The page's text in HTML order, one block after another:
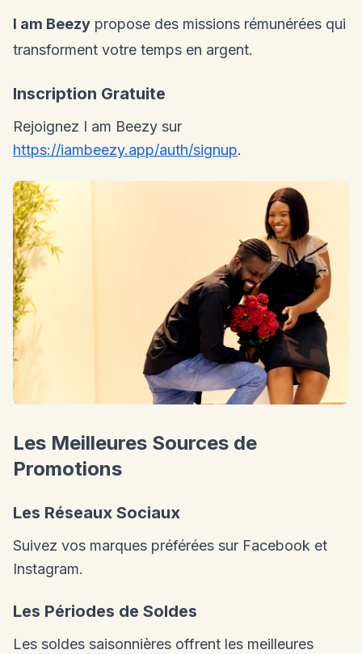
I am Beezy propose des missions rémunérées qui
transforment votre temps en argent.
Inscription Gratuite
Rejoignez I am Beezy sur
https://iambeezy.app/auth/signup.
Les Meilleures Sources de
Promotions
Les Réseaux Sociaux
Suivez vos marques préférées sur Facebook et
Instagram.
Les Périodes de Soldes
Les soldes saisonnières offrent les meilleures